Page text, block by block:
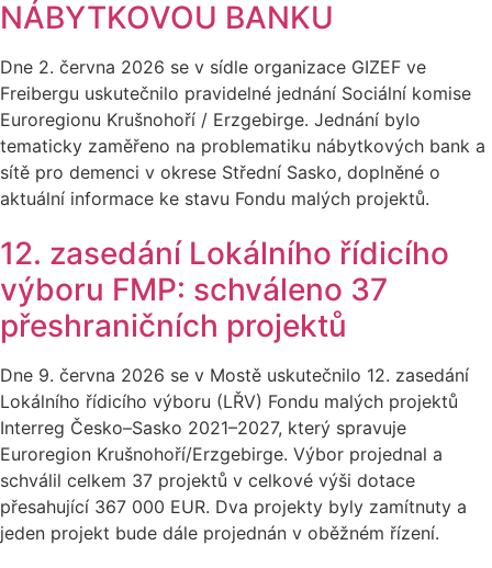
NÁBYTKOVOU BANKU
Dne 2. června 2026 se v sídle organizace GIZEF ve
Freibergu uskutečnilo pravidelné jednání Sociální komise
Euroregionu Krušnohoří / Erzgebirge. Jednání bylo
tematicky zaměřeno na problematiku nábytkových bank a
sítě pro demenci v okrese Střední Sasko, doplněné o
aktuální informace ke stavu Fondu malých projektů.
12. zasedání Lokálního řídicího
výboru FMP: schváleno 37
přeshraničních projektů
Dne 9. června 2026 se v Mostě uskutečnilo 12. zasedání
Lokálního řídicího výboru (LŘV) Fondu malých projektů
Interreg Česko–Sasko 2021–2027, který spravuje
Euroregion Krušnohoří/Erzgebirge. Výbor projednal a
schválil celkem 37 projektů v celkové výši dotace
přesahující 367 000 EUR. Dva projekty byly zamítnuty a
jeden projekt bude dále projednán v oběžném řízení.